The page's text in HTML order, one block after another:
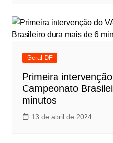
Geral DF
Primeira
Campeonato
minutos
13 de abril de 2024